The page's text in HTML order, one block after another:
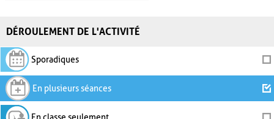
DÉROULEMENT DE L'ACTIVITÉ
Sporadiques
En plusieurs séances